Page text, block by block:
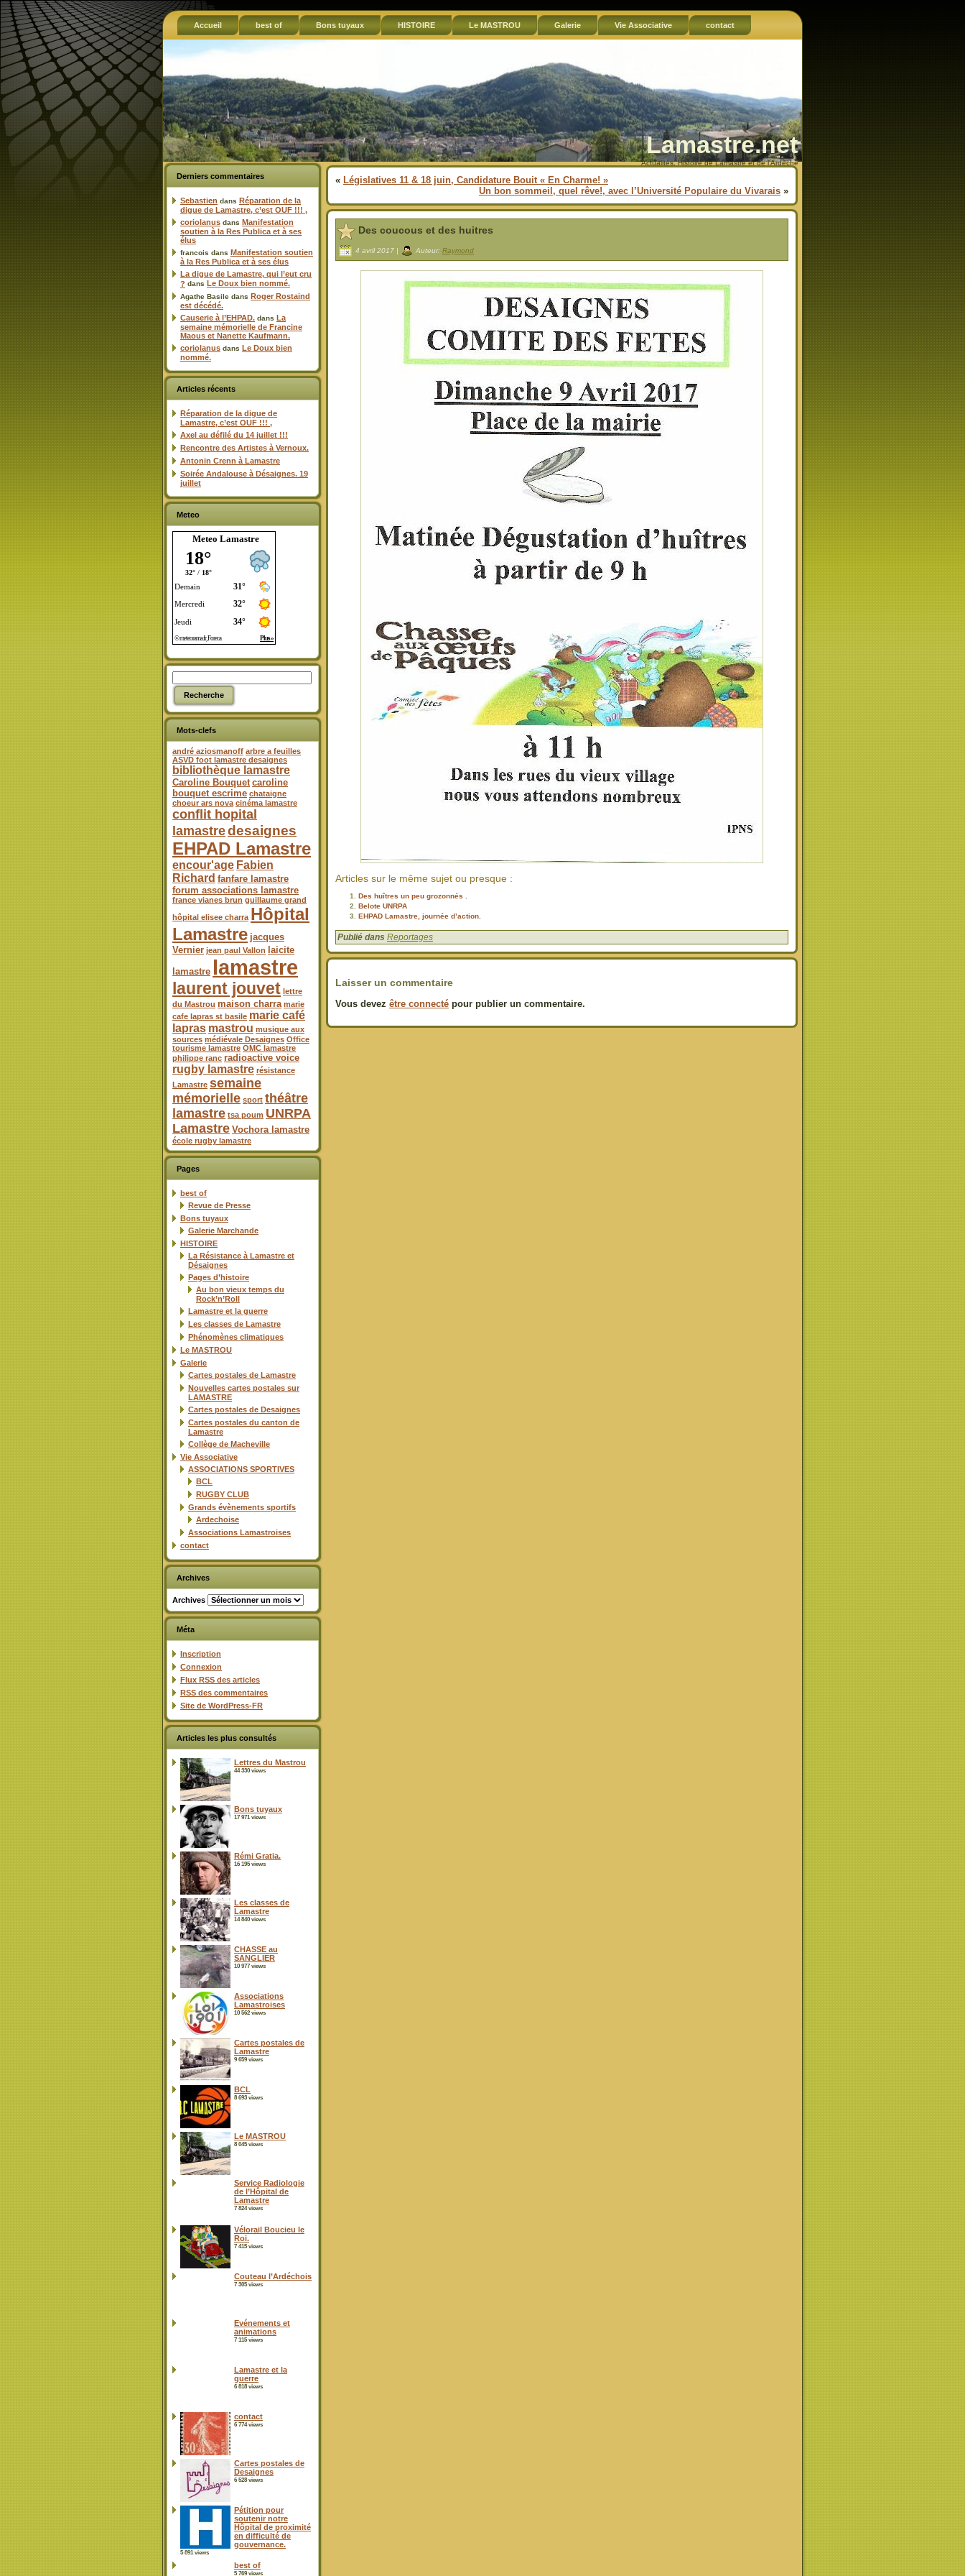
Accueil best of Bons tuyaux HISTOIRE Le MASTROU Galerie Vie Associative contact
Lamastre.net
Actualités, Histoire de Lamastre et de l'Ardèche
Derniers commentaires
Sebastien dans Réparation de la
digue de Lamastre, c’est OUF !!! ,
coriolanus dans Manifestation
soutien à la Res Publica et à ses
élus
francois dans Manifestation soutien
à la Res Publica et à ses élus
La digue de Lamastre, qui l’eut cru
? dans Le Doux bien nommé.
Agathe Basile dans Roger Rostaind
est décédé.
Causerie à l’EHPAD. dans La
semaine mémorielle de Francine
Maous et Nanette Kaufmann.
coriolanus dans Le Doux bien
nommé.
Articles récents
Réparation de la digue de
Lamastre, c’est OUF !!! ,
Axel au défilé du 14 juillet !!!
Rencontre des Artistes à Vernoux.
Antonin Crenn à Lamastre
Soirée Andalouse à Désaignes. 19
juillet
Meteo
Meteo Lamastre
Mots-clefs
andré aziosmanoff arbre a feuilles
ASVD foot lamastre desaignes
bibliothèque lamastre
Caroline Bouquet caroline
bouquet escrime chataigne
choeur ars nova cinéma lamastre
conflit hopital
lamastredesaignes
EHPAD Lamastre
encour'age Fabien
Richard fanfare lamastre
forum associations lamastre
france vianes brun guillaume grand
hôpital elisee charra Hôpital
Lamastre jacques
Vernier jean paul Vallon
laicite
lamastre lamastre
laurent jouvet lettre
du Mastrou maison charra marie
cafe lapras st basile marie café
lapras mastrou musique aux
sources médiévale Desaignes Office
tourisme lamastre OMC lamastre
philippe ranc radioactive voice
rugby lamastre résistance
Lamastre semaine
mémorielle sport théâtre
lamastre tsa poum UNRPA
Lamastre Vochora lamastre
école rugby lamastre
Pages
best of
Revue de Presse
Bons tuyaux
Galerie Marchande
HISTOIRE
La Résistance à Lamastre et
Désaignes
Pages d’histoire
Au bon vieux temps du
Rock’n’Roll
Lamastre et la guerre
Les classes de Lamastre
Phénomènes climatiques
Le MASTROU
Galerie
Cartes postales de Lamastre
Nouvelles cartes postales sur
LAMASTRE
Cartes postales de Desaignes
Cartes postales du canton de
Lamastre
Collège de Macheville
Vie Associative
ASSOCIATIONS SPORTIVES
BCL
RUGBY CLUB
Grands évènements sportifs
Ardechoise
Associations Lamastroises
contact
Archives
Archives
Méta
Inscription
Connexion
Flux RSS des articles
RSS des commentaires
Site de WordPress-FR
Articles les plus consultés
Lettres du Mastrou
44 330 views
Bons tuyaux
17 971 views
Rémi Gratia.
16 195 views
Les classes de
Lamastre
14 840 views
CHASSE au
SANGLIER
10 977 views
Associations
Lamastroises
10 562 views
Cartes postales de
Lamastre
9 659 views
BCL
8 693 views
Le MASTROU
8 045 views
Service Radiologie
de l’Hôpital de
Lamastre
7 824 views
Vélorail Boucieu le
Roi.
7 415 views
Couteau l’Ardéchois
7 305 views
Evénements et
animations
7 115 views
Lamastre et la
guerre
6 818 views
contact
6 774 views
Cartes postales de
Desaignes
6 528 views
Pétition pour
soutenir notre
Hôpital de proximité
en difficulté de
gouvernance.
5 891 views
best of
5 769 views
« Législatives 11 & 18 juin, Candidature Bouit « En Charme! »
Un bon sommeil, quel rêve!, avec l’Université Populaire du Vivarais »
Des coucous et des huitres
4 avril 2017 | Auteur: Raymond
Articles sur le même sujet ou presque :
Des huîtres un peu grozonnés .
Belote UNRPA
EHPAD Lamastre, journée d’action.
Publié dans Reportages
Laisser un commentaire
Vous devez être connecté pour publier un commentaire.